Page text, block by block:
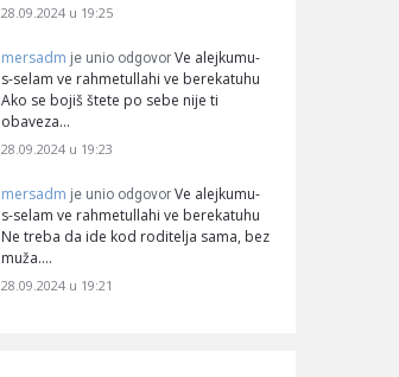
28.09.2024 u 19:25
mersadm je unio odgovor Ve alejkumu-
s-selam ve rahmetullahi ve berekatuhu
Ako se bojiš štete po sebe nije ti
obaveza…
28.09.2024 u 19:23
mersadm je unio odgovor Ve alejkumu-
s-selam ve rahmetullahi ve berekatuhu
Ne treba da ide kod roditelja sama, bez
muža.…
28.09.2024 u 19:21